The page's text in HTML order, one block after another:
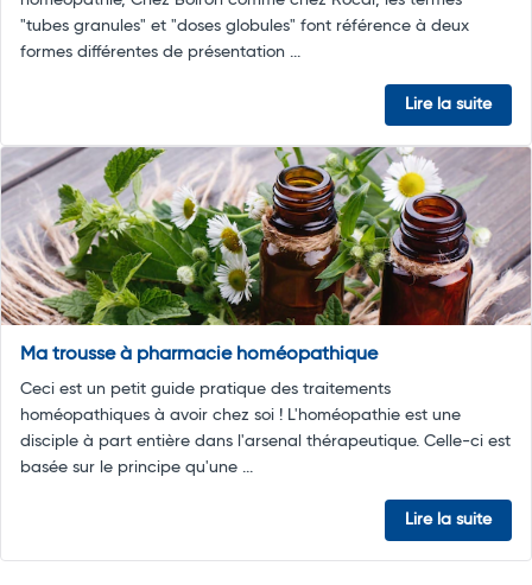
"tubes granules" et "doses globules" font référence à deux
formes différentes de présentation ...
Lire la suite
Ma trousse à pharmacie homéopathique
Ceci est un petit guide pratique des traitements
homéopathiques à avoir chez soi ! L'homéopathie est une
disciple à part entière dans l'arsenal thérapeutique. Celle-ci est
basée sur le principe qu'une ...
Lire la suite